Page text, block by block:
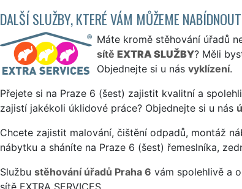
DALŠÍ SLUŽBY, KTERÉ VÁM MŮŽEME NABÍDNOUT
Máte kromě stěhování úřadů
sítě EXTRA SLUŽBY? Měli
Objednejte si u nás vyklízení.
Přejete si na Praze 6 (šest) zajistit kvalitní a
zajistí jakékoli úklidové práce? Objednejte si u nás
Chcete zajistit malování, čištění odpadů, montáž
nábytku a sháníte na Praze 6 (šest) řemeslníka,
Službu stěhování úřadů Praha 6 vám spolehlivě a
sítě EXTRA SERVICES.